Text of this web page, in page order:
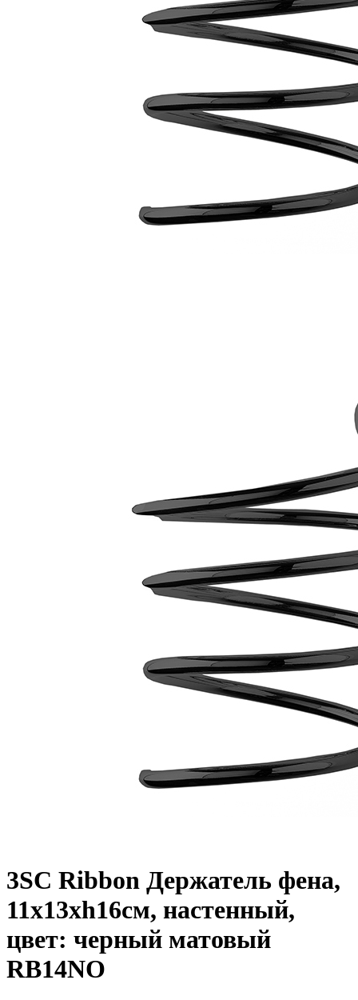
3SC Ribbon Держатель фена,
11х13хh16см, настенный,
цвет: черный матовый
RB14NO